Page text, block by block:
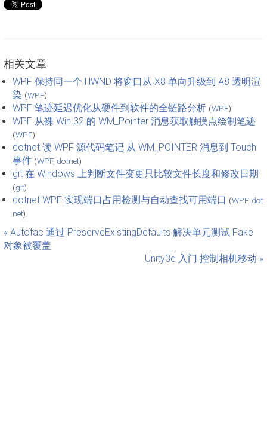
相关文章
WPF 保持同一个 HWND 将窗口从 X8 单向升级到 A8 透明渲
染 (WPF)
WPF 笔迹延迟优化从硬件到软件的全链路分析 (WPF)
WPF 从裸 Win 32 的 WM_Pointer 消息获取触摸点绘制笔迹
(WPF)
dotnet 读 WPF 源代码笔记 从 WM_POINTER 消息到 Touch
事件 (WPF, dotnet)
git 在 Windows 上判断文件变更只比较文件长度和修改日期
(git)
dotnet WPF 实现端口占用检测与自动查找可用端口 (WPF, dot
net)
« Autofac 通过 PreserveExistingDefaults 解决单元测试 Fake
对象被覆盖
Unity3d 入门 控制相机移动 »